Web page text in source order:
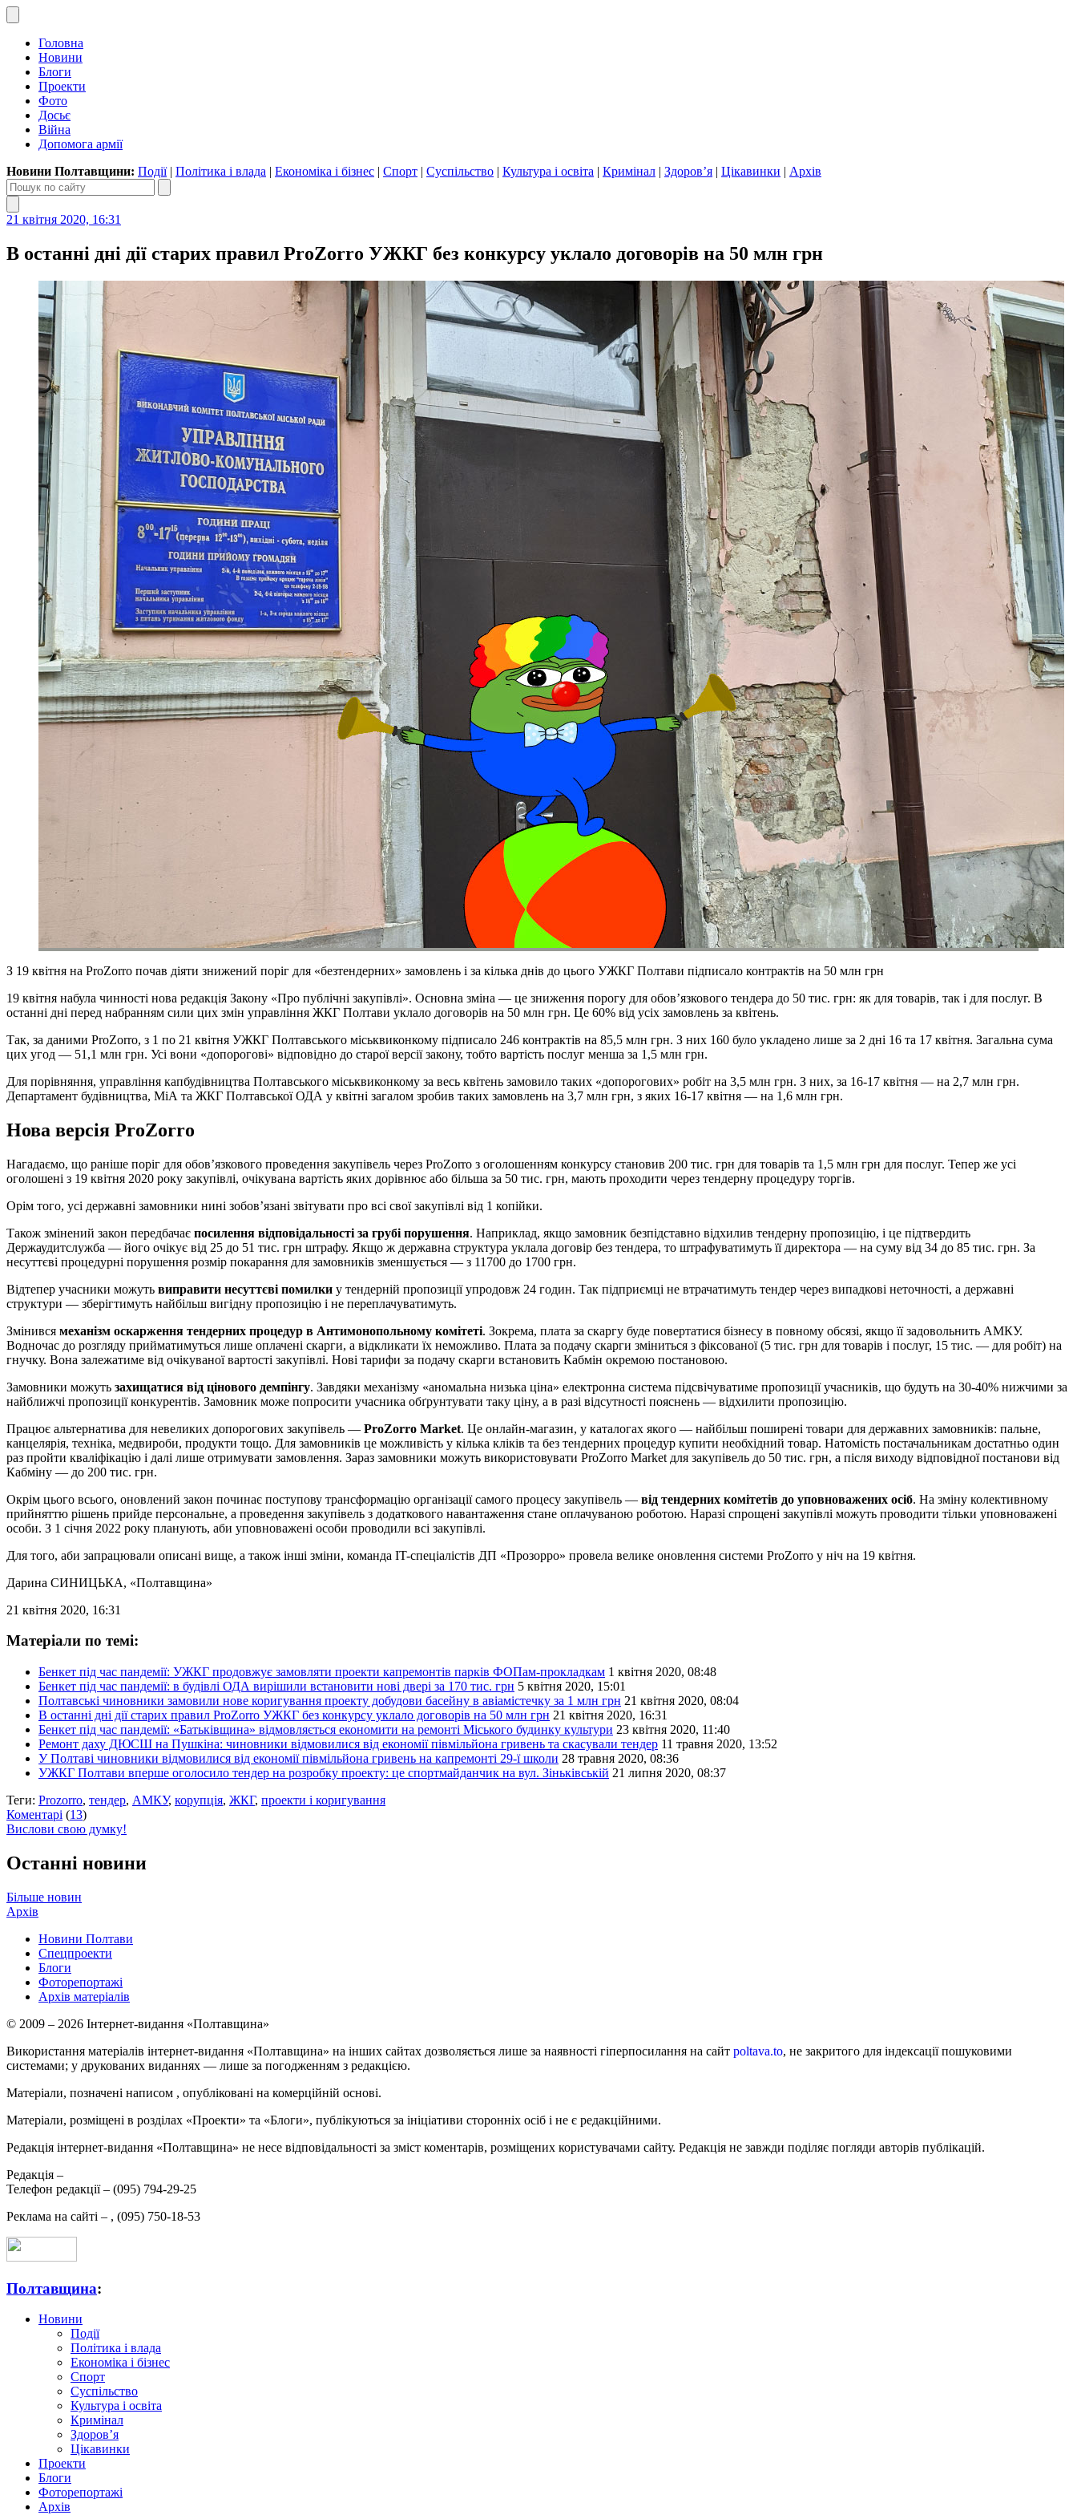
Головна
Новини
Блоги
Проекти
Фото
Досьє
Війна
Допомога армії
Новини Полтавщини: Події| Політика і влада | Економіка і бізнес | Спорт | Суспільство | Культура і освіта | Кримінал | Здоров’я | Цікавинки | Архів
21 квітня 2020, 16:31
В останні дні дії старих правил ProZorro УЖКГ без конкурсу уклало договорів на 50 млн грн
З 19 квітня на ProZorro почав діяти знижений поріг для «безтендерних» замовлень і за кілька днів до цього УЖКГ Полтави підписало контрактів на 50 млн грн
19 квітня набула чинності нова редакція Закону «Про публічні закупівлі». Основна зміна — це зниження порогу для обов’язкового тендера до 50 тис. грн: як для товарів, так і для послуг. В
останні дні перед набранням сили цих змін управління ЖКГ Полтави уклало договорів на 50 млн грн. Це 60% від усіх замовлень за квітень.
Так, за даними ProZorro, з 1 по 21 квітня УЖКГ Полтавського міськвиконкому підписало 246 контрактів на 85,5 млн грн. З них 160 було укладено лише за 2 дні 16 та 17 квітня. Загальна сума
цих угод — 51,1 млн грн. Усі вони «допорогові» відповідно до старої версії закону, тобто вартість послуг менша за 1,5 млн грн.
Для порівняння, управління капбудівництва Полтавського міськвиконкому за весь квітень замовило таких «допорогових» робіт на 3,5 млн грн. З них, за 16-17 квітня — на 2,7 млн грн.
Департамент будівництва, МіА та ЖКГ Полтавської ОДА у квітні загалом зробив таких замовлень на 3,7 млн грн, з яких 16-17 квітня — на 1,6 млн грн.
Нова версія ProZorro
Нагадаємо, що раніше поріг для обов’язкового проведення закупівель через ProZorro з оголошенням конкурсу становив 200 тис. грн для товарів та 1,5 млн грн для послуг. Тепер же усі
оголошені з 19 квітня 2020 року закупівлі, очікувана вартість яких дорівнює або більша за 50 тис. грн, мають проходити через тендерну процедуру торгів.
Орім того, усі державні замовники нині зобов’язані звітувати про всі свої закупівлі від 1 копійки.
Також змінений закон передбачає посилення відповідальності за грубі порушення. Наприклад, якщо замовник безпідставно відхилив тендерну пропозицію, і це підтвердить
Держаудитслужба — його очікує від 25 до 51 тис. грн штрафу. Якщо ж державна структура уклала договір без тендера, то штрафуватимуть її директора — на суму від 34 до 85 тис. грн. За
несуттєві процедурні порушення розмір покарання для замовників зменшується — з 11700 до 1700 грн.
Відтепер учасники можуть виправити несуттєві помилки у тендерній пропозиції упродовж 24 годин. Так підприємці не втрачатимуть тендер через випадкові неточності, а державні
структури — зберігтимуть найбільш вигідну пропозицію і не переплачуватимуть.
Змінився механізм оскарження тендерних процедур в Антимонопольному комітеті. Зокрема, плата за скаргу буде повертатися бізнесу в повному обсязі, якщо її задовольнить АМКУ.
Водночас до розгляду прийматимуться лише оплачені скарги, а відкликати їх неможливо. Плата за подачу скарги зміниться з фіксованої (5 тис. грн для товарів і послуг, 15 тис. — для робіт) на
гнучку. Вона залежатиме від очікуваної вартості закупівлі. Нові тарифи за подачу скарги встановить Кабмін окремою постановою.
Замовники можуть захищатися від цінового демпінгу. Завдяки механізму «аномальна низька ціна» електронна система підсвічуватиме пропозиції учасників, що будуть на 30-40% нижчими за
найближчі пропозиції конкурентів. Замовник може попросити учасника обґрунтувати таку ціну, а в разі відсутності пояснень — відхилити пропозицію.
Працює альтернатива для невеликих допорогових закупівель — ProZorro Market. Це онлайн-магазин, у каталогах якого — найбільш поширені товари для державних замовників: пальне,
канцелярія, техніка, медвироби, продукти тощо. Для замовників це можливість у кілька кліків та без тендерних процедур купити необхідний товар. Натомість постачальникам достатньо один
раз пройти кваліфікацію і далі лише отримувати замовлення. Зараз замовники можуть використовувати ProZorro Market для закупівель до 50 тис. грн, а після виходу відповідної постанови від
Кабміну — до 200 тис. грн.
Окрім цього всього, оновлений закон починає поступову трансформацію організації самого процесу закупівель — від тендерних комітетів до уповноважених осіб. На зміну колективному
прийняттю рішень прийде персональне, а проведення закупівель з додаткового навантаження стане оплачуваною роботою. Наразі спрощені закупівлі можуть проводити тільки уповноважені
особи. З 1 січня 2022 року планують, аби уповноважені особи проводили всі закупівлі.
Для того, аби запрацювали описані вище, а також інші зміни, команда IT-спеціалістів ДП «Прозорро» провела велике оновлення системи ProZorro у ніч на 19 квітня.
Дарина СИНИЦЬКА, «Полтавщина»
21 квітня 2020, 16:31
Матеріали по темі:
Бенкет під час пандемії: УЖКГ продовжує замовляти проекти капремонтів парків ФОПам-прокладкам 1 квітня 2020, 08:48
Бенкет під час пандемії: в будівлі ОДА вирішили встановити нові двері за 170 тис. грн 5 квітня 2020, 15:01
Полтавські чиновники замовили нове коригування проекту добудови басейну в авіамістечку за 1 млн грн 21 квітня 2020, 08:04
В останні дні дії старих правил ProZorro УЖКГ без конкурсу уклало договорів на 50 млн грн 21 квітня 2020, 16:31
Бенкет під час пандемії: «Батьківщина» відмовляється економити на ремонті Міського будинку культури 23 квітня 2020, 11:40
Ремонт даху ДЮСШ на Пушкіна: чиновники відмовилися від економії півмільйона гривень та скасували тендер 11 травня 2020, 13:52
У Полтаві чиновники відмовилися від економії півмільйона гривень на капремонті 29-ї школи 28 травня 2020, 08:36
УЖКГ Полтави вперше оголосило тендер на розробку проекту: це спортмайданчик на вул. Зіньківській 21 липня 2020, 08:37
Теги: Prozorro, тендер, АМКУ, корупція, ЖКГ, проекти і коригування
Коментарі (13)
Вислови свою думку!
Останні новини
Більше новин
Архів
Новини Полтави
Спецпроекти
Блоги
Фоторепортажі
Архів матеріалів
© 2009 – 2026 Інтернет-видання «Полтавщина»
Використання матеріалів інтернет-видання «Полтавщина» на інших сайтах дозволяється лише за наявності гіперпосилання на сайт poltava.to, не закритого для індексації пошуковими
системами; у друкованих виданнях — лише за погодженням з редакцією.
Матеріали, позначені написом , опубліковані на комерційній основі.
Матеріали, розміщені в розділах «Проекти» та «Блоги», публікуються за ініціативи сторонніх осіб і не є редакційними.
Редакція інтернет-видання «Полтавщина» не несе відповідальності за зміст коментарів, розміщених користувачами сайту. Редакція не завжди поділяє погляди авторів публікацій.
Редакція –
Телефон редакції – (095) 794-29-25
Реклама на сайті – , (095) 750-18-53
Полтавщина:
Новини
Події
Політика і влада
Економіка і бізнес
Спорт
Суспільство
Культура і освіта
Кримінал
Здоров’я
Цікавинки
Проекти
Блоги
Фоторепортажі
Архів